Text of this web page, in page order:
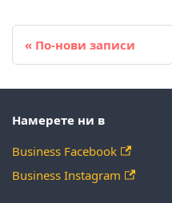
По-нови записи
Намерете ни в
Business Facebook
Business Instagram